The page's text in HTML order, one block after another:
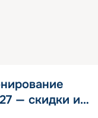
— скидки и